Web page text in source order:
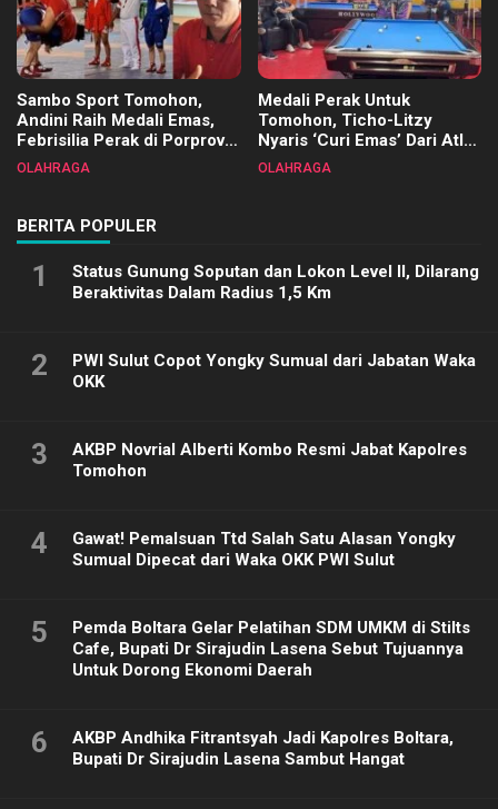
Sambo Sport Tomohon,
Andini Raih Medali Emas,
Febrisilia Perak di Porprov
Sulut 2025
OLAHRAGA
Medali Perak Untuk
Tomohon, Ticho-Litzy
Nyaris ‘Curi Emas’ Dari Atlet
Biliar PON di Porprov Sulut
OLAHRAGA
BERITA POPULER
1
Status Gunung Soputan dan Lokon Level II, Dilarang
Beraktivitas Dalam Radius 1,5 Km
2
PWI Sulut Copot Yongky Sumual dari Jabatan Waka
OKK
3
AKBP Novrial Alberti Kombo Resmi Jabat Kapolres
Tomohon
4
Gawat! Pemalsuan Ttd Salah Satu Alasan Yongky
Sumual Dipecat dari Waka OKK PWI Sulut
5
Pemda Boltara Gelar Pelatihan SDM UMKM di Stilts
Cafe, Bupati Dr Sirajudin Lasena Sebut Tujuannya
Untuk Dorong Ekonomi Daerah
6
AKBP Andhika Fitrantsyah Jadi Kapolres Boltara,
Bupati Dr Sirajudin Lasena Sambut Hangat